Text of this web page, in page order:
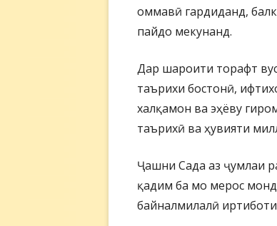
оммавӣ гардиданд,
пайдо мекунанд.
Дар шароити торафт
таърихи бостонӣ,
халқамон ва эҳёву
таърихӣ ва ҳувияти
Ҷашни Сада аз ҷумлаи
қадим ба мо мерос
байналмилалӣ